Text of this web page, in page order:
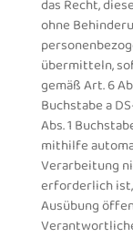
das Recht,
ohne
übermitteln,
gemäß Art. 6
Buchstabe a
Abs. 1
mithilfe
Verarbeitung
erforderlich
Ausübung